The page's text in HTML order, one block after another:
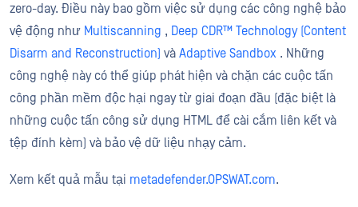
zero-day. Điều này bao gồm việc sử dụng các công nghệ bảo
vệ động như Multiscanning , Deep CDR™ Technology (Content
Disarm and Reconstruction) và Adaptive Sandbox . Những
công nghệ này có thể giúp phát hiện và chặn các cuộc tấn
công phần mềm độc hại ngay từ giai đoạn đầu (đặc biệt là
những cuộc tấn công sử dụng HTML để cài cắm liên kết và
tệp đính kèm) và bảo vệ dữ liệu nhạy cảm.
Xem kết quả mẫu tại metadefender.OPSWAT.com.